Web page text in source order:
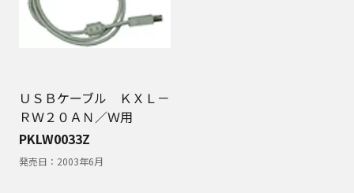
ＵＳＢケーブル ＫＸＬ－
ＲＷ２０ＡＮ／Ｗ用
PKLW0033Z
発売日： 2003年6月